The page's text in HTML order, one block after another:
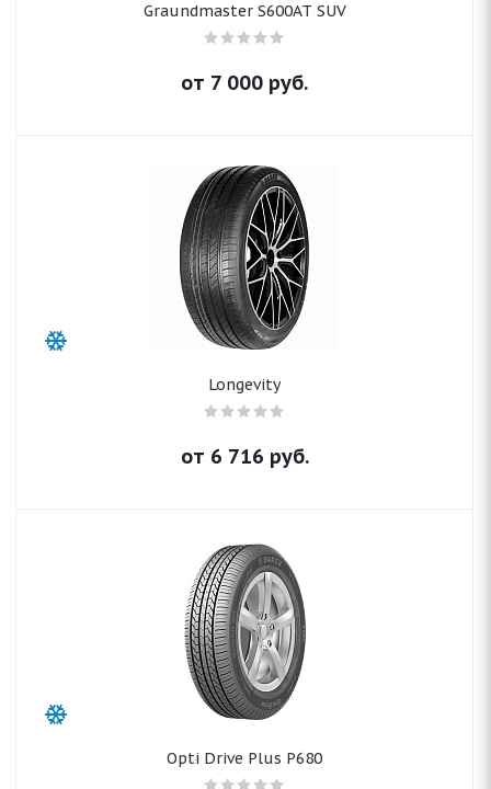
Graundmaster S600AT SUV
от 7 000 руб.
Longevity
от 6 716 руб.
Opti Drive Plus P680